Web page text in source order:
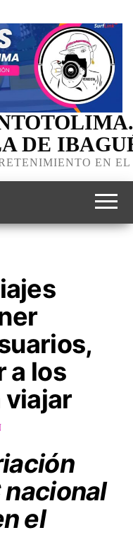
DE
EN
a los
viajar
nacional
el